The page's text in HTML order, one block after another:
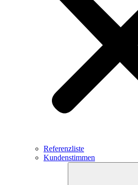
Referenzliste
Kundenstimmen